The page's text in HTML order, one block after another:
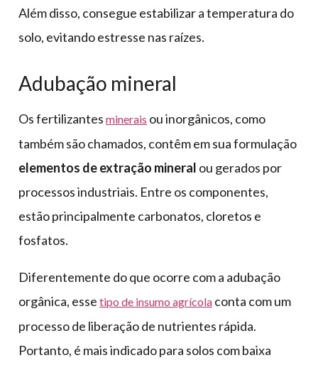
Além disso, consegue estabilizar a temperatura do
solo, evitando estresse nas raízes.
Adubação mineral
Os fertilizantes minerais ou inorgânicos, como
também são chamados, contêm em sua formulação
elementos de extração mineral ou gerados por
processos industriais. Entre os componentes,
estão principalmente carbonatos, cloretos e
fosfatos.
Diferentemente do que ocorre com a adubação
orgânica, esse tipo de insumo agrícola conta com um
processo de liberação de nutrientes rápida.
Portanto, é mais indicado para solos com baixa